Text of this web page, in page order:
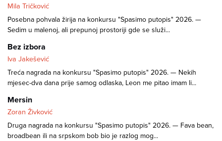
Mila Tričković
Posebna pohvala žirija na konkursu "Spasimo putopis" 2026. —
Sedim u malenoj, ali prepunoj prostoriji gde se služi...
Bez izbora
Iva Jakešević
Treća nagrada na konkursu "Spasimo putopis" 2026. — Nekih
mjesec-dva dana prije samog odlaska, Leon me pitao imam li...
Mersin
Zoran Živković
Druga nagrada na konkursu "Spasimo putopis" 2026. — Fava bean,
broadbean ili na srpskom bob bio je razlog mog...